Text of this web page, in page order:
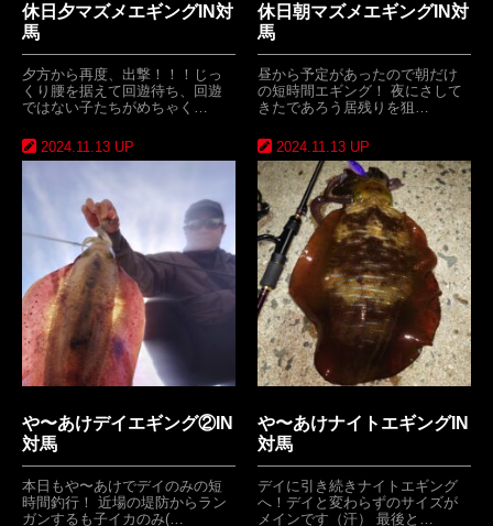
休日夕マズメエギングIN対
馬
夕方から再度、出撃！！！じっ
くり腰を据えて回遊待ち、回遊
ではない子たちがめちゃく…
休日朝マズメエギングIN対
馬
昼から予定があったので朝だけ
の短時間エギング！ 夜にさして
きたであろう居残りを狙…
2024.11.13 UP
や〜あけデイエギング②IN
対馬
本日もや〜あけでデイのみの短
時間釣行！ 近場の堤防からラン
ガンするも子イカのみ(…
2024.11.13 UP
や〜あけナイトエギングIN
対馬
デイに引き続きナイトエギング
へ！デイと変わらずのサイズが
メインです（汗） 最後と…